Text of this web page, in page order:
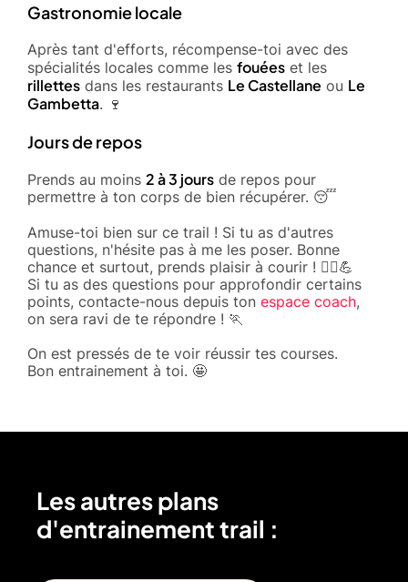
Gastronomie locale
Après tant d'efforts, récompense-toi avec des
spécialités locales comme les fouées et les
rillettes dans les restaurants Le Castellane ou Le
Gambetta. 🍷
Jours de repos
Prends au moins 2 à 3 jours de repos pour
permettre à ton corps de bien récupérer. 😴
Amuse-toi bien sur ce trail ! Si tu as d'autres
questions, n'hésite pas à me les poser. Bonne
chance et surtout, prends plaisir à courir ! 🏃‍♂️💪
Si tu as des questions pour approfondir certains
points, contacte-nous depuis ton espace coach,
on sera ravi de te répondre ! 🏃
On est pressés de te voir réussir tes courses.
Bon entrainement à toi. 🤩
Les autres plans
d'entrainement trail :